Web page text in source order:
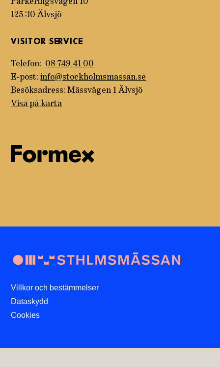
125 30 Älvsjö
VISITOR SERVICE
Telefon: 08 749 41 00
E-post:info@stockholmsmassan.se
Besöksadress: Mässvägen 1 Älvsjö
Visa på karta
Villkor och bestämmelser
Dataskydd
Cookies